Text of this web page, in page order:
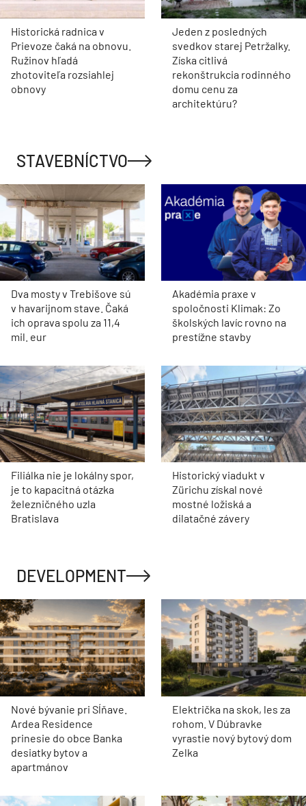
Historická radnica v
Prievoze čaká na obnovu.
Ružinov hľadá
zhotoviteľa rozsiahlej
obnovy
Jeden z posledných
svedkov starej Petržalky.
Získa citlivá
rekonštrukcia rodinného
domu cenu za
architektúru?
STAVEBNÍCTVO
Dva mosty v Trebišove sú
v havarijnom stave. Čaká
ich oprava spolu za 11,4
mil. eur
Akadémia praxe v
spoločnosti Klimak: Zo
školských lavíc rovno na
prestížne stavby
Filiálka nie je lokálny spor,
je to kapacitná otázka
železničného uzla
Bratislava
Historický viadukt v
Zürichu získal nové
mostné ložiská a
dilatačné závery
DEVELOPMENT
Nové bývanie pri Sĺňave.
Ardea Residence
prinesie do obce Banka
desiatky bytov a
apartmánov
Električka na skok, les za
rohom. V Dúbravke
vyrastie nový bytový dom
Zelka